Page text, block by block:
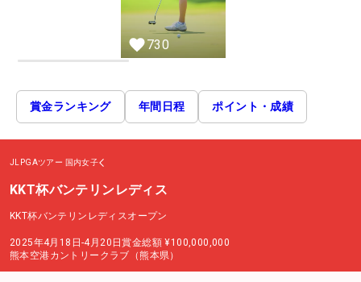
730
賞金ランキング 年間日程 ポイント・成績
JLPGAツアー 国内女子
KKT杯バンテリンレディス
KKT杯バンテリンレディスオープン
2025年4月18日-4月20日賞金総額 ¥100,000,000
熊本空港カントリークラブ（熊本県）